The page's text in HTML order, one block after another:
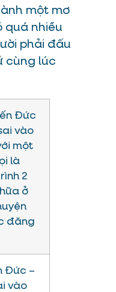
một mơ
quá nhiều
phải đấu
cùng lúc
Đức –
vào